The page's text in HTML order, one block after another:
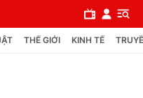
THẾ GIỚI KINH TẾ